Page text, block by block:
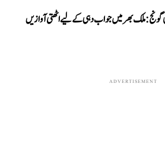
گونج: ملک بھر میں جواب دہی کے لیے اٹھتی آوازیں
ADVERTISEMENT